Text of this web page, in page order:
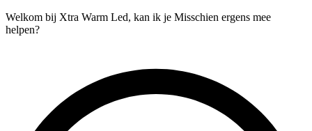
Welkom bij Xtra Warm Led, kan ik je Misschien ergens mee
helpen?